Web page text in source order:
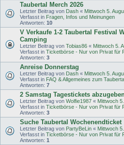
Taubertal Merch 2026
Letzter Beitrag von Dash « Mittwoch 5.
Verfasst in Fragen, Infos und Meinungen
Antworten: 10
V Verkaufe 1-2 Taubertal Festival
Camping
Letzter Beitrag von Tobias86 « Mittwoch 5.
Verfasst in Ticketbörse - Nur von Privat für
Antworten: 3
Anreise Donnerstag
Letzter Beitrag von Dash « Mittwoch 5.
Verfasst in FAQ & Allgemeines zum
Antworten: 7
2 Samstag Tagestickets
Letzter Beitrag von Wolfie1987 « Mittwoch
Verfasst in Ticketbörse - Nur von Privat für
Antworten: 3
Suche Taubertal Wochenendticket
Letzter Beitrag von PartyBeLin « Mittwoch
Verfasst in Ticketbörse - Nur von Privat für
Antworten: 1